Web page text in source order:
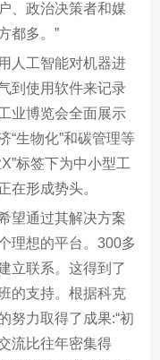
、政治决策者和媒
都多。”
人工智能对机器进
到使用软件来记录
业博览会全面展示
“生物化”和碳管理等
标签下为中小型工
在形成势头。
望通过其解决方案
理想的平台。300多
立联系。这得到了
的支持。根据科克
努力取得了成果:“初
流比往年密集得